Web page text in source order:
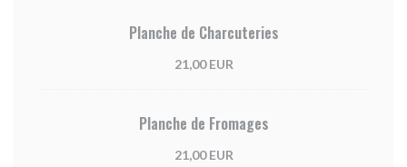
Planche de Charcuteries
21,00 EUR
Planche de Fromages
21,00 EUR